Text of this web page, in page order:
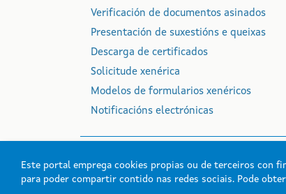
Verificación de documentos asinados
Presentación de suxestións e queixas
Descarga de certificados
Solicitude xenérica
Modelos de formularios xenéricos
Notificacións electrónicas
Este portal emprega cookies propias ou de terceiros con
para poder compartir contido nas redes sociais. Pode